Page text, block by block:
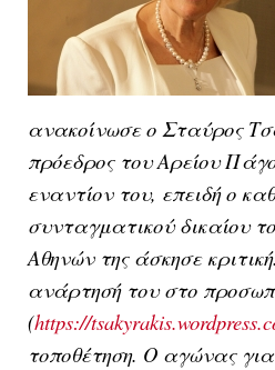
ανακοίνωσε ο Σταύρος
πρόεδρος του Αρείου
εναντίον του, επειδή ο
συνταγματικού δικαίου
Αθηνών της άσκησε
ανάρτησή του στο
(https://
τοποθέτηση. Ο αγώνας για